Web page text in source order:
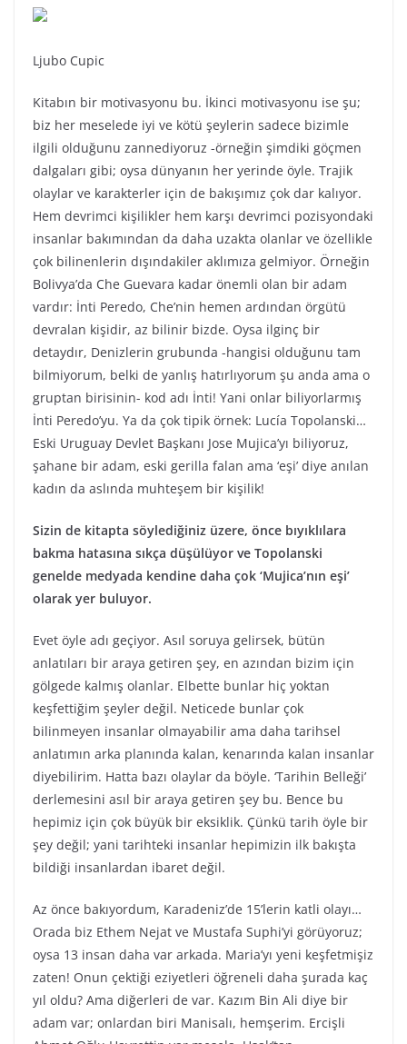
Ljubo Cupic
Kitabın bir motivasyonu bu. İkinci motivasyonu ise şu;
biz her meselede iyi ve kötü şeylerin sadece bizimle
ilgili olduğunu zannediyoruz -örneğin şimdiki göçmen
dalgaları gibi; oysa dünyanın her yerinde öyle. Trajik
olaylar ve karakterler için de bakışımız çok dar kalıyor.
Hem devrimci kişilikler hem karşı devrimci pozisyondaki
insanlar bakımından da daha uzakta olanlar ve özellikle
çok bilinenlerin dışındakiler aklımıza gelmiyor. Örneğin
Bolivya’da Che Guevara kadar önemli olan bir adam
vardır: İnti Peredo, Che’nin hemen ardından örgütü
devralan kişidir, az bilinir bizde. Oysa ilginç bir
detaydır, Denizlerin grubunda -hangisi olduğunu tam
bilmiyorum, belki de yanlış hatırlıyorum şu anda ama o
gruptan birisinin- kod adı İnti! Yani onlar biliyorlarmış
İnti Peredo’yu. Ya da çok tipik örnek: Lucía Topolanski…
Eski Uruguay Devlet Başkanı Jose Mujica’yı biliyoruz,
şahane bir adam, eski gerilla falan ama ‘eşi’ diye anılan
kadın da aslında muhteşem bir kişilik!
Sizin de kitapta söylediğiniz üzere, önce bıyıklılara
bakma hatasına sıkça düşülüyor ve Topolanski
genelde medyada kendine daha çok ‘Mujica’nın eşi’
olarak yer buluyor.
Evet öyle adı geçiyor. Asıl soruya gelirsek, bütün
anlatıları bir araya getiren şey, en azından bizim için
gölgede kalmış olanlar. Elbette bunlar hiç yoktan
keşfettiğim şeyler değil. Neticede bunlar çok
bilinmeyen insanlar olmayabilir ama daha tarihsel
anlatımın arka planında kalan, kenarında kalan insanlar
diyebilirim. Hatta bazı olaylar da böyle. ‘Tarihin Belleği’
derlemesini asıl bir araya getiren şey bu. Bence bu
hepimiz için çok büyük bir eksiklik. Çünkü tarih öyle bir
şey değil; yani tarihteki insanlar hepimizin ilk bakışta
bildiği insanlardan ibaret değil.
Az önce bakıyordum, Karadeniz’de 15’lerin katli olayı…
Orada biz Ethem Nejat ve Mustafa Suphi’yi görüyoruz;
oysa 13 insan daha var arkada. Maria’yı yeni keşfetmişiz
zaten! Onun çektiği eziyetleri öğreneli daha şurada kaç
yıl oldu? Ama diğerleri de var. Kazım Bin Ali diye bir
adam var; onlardan biri Manisalı, hemşerim. Ercişli